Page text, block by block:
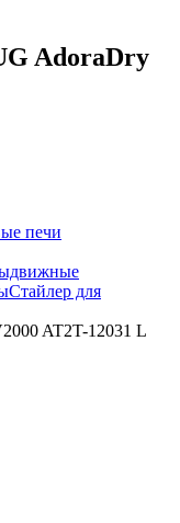
AdoraDry
печи
Стайлер для
AT2T-12031 L